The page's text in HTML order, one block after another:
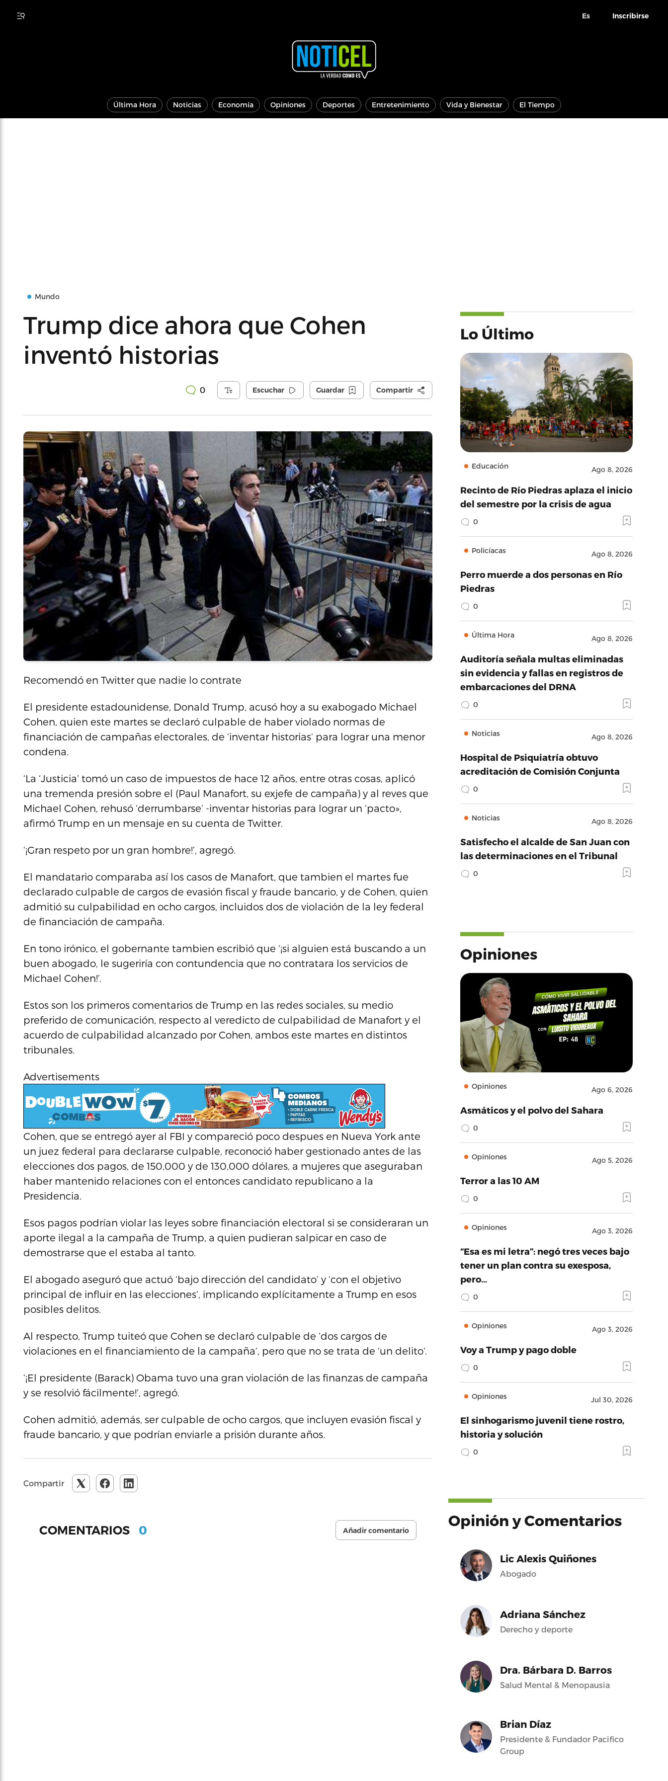
Es Inscribirse
Última Hora Noticias Economía Opiniones Deportes Entretenimiento Vida y Bienestar El Tiempo
Mundo
Trump dice ahora que Cohen
inventó historias
0 Escuchar Guardar Compartir
Recomendó en Twitter que nadie lo contrate
El presidente estadounidense, Donald Trump, acusó hoy a su exabogado Michael
Cohen, quien este martes se declaró culpable de haber violado normas de
financiación de campañas electorales, de ‘inventar historias’ para lograr una menor
condena.
‘La ‘Justicia’ tomó un caso de impuestos de hace 12 años, entre otras cosas, aplicó
una tremenda presión sobre el (Paul Manafort, su exjefe de campaña) y al reves que
Michael Cohen, rehusó ‘derrumbarse’ -inventar historias para lograr un ‘pacto»,
afirmó Trump en un mensaje en su cuenta de Twitter.
‘¡Gran respeto por un gran hombre!’, agregó.
El mandatario comparaba así los casos de Manafort, que tambien el martes fue
declarado culpable de cargos de evasión fiscal y fraude bancario, y de Cohen, quien
admitió su culpabilidad en ocho cargos, incluidos dos de violación de la ley federal
de financiación de campaña.
En tono irónico, el gobernante tambien escribió que ‘¡si alguien está buscando a un
buen abogado, le sugeriría con contundencia que no contratara los servicios de
Michael Cohen!’.
Estos son los primeros comentarios de Trump en las redes sociales, su medio
preferido de comunicación, respecto al veredicto de culpabilidad de Manafort y el
acuerdo de culpabilidad alcanzado por Cohen, ambos este martes en distintos
tribunales.
Advertisements
Cohen, que se entregó ayer al FBI y compareció poco despues en Nueva York ante
un juez federal para declararse culpable, reconoció haber gestionado antes de las
elecciones dos pagos, de 150,000 y de 130,000 dólares, a mujeres que aseguraban
haber mantenido relaciones con el entonces candidato republicano a la
Presidencia.
Esos pagos podrían violar las leyes sobre financiación electoral si se consideraran un
aporte ilegal a la campaña de Trump, a quien pudieran salpicar en caso de
demostrarse que el estaba al tanto.
El abogado aseguró que actuó ‘bajo dirección del candidato’ y ‘con el objetivo
principal de influir en las elecciones’, implicando explícitamente a Trump en esos
posibles delitos.
Al respecto, Trump tuiteó que Cohen se declaró culpable de ‘dos cargos de
violaciones en el financiamiento de la campaña’, pero que no se trata de ‘un delito’.
‘¡El presidente (Barack) Obama tuvo una gran violación de las finanzas de campaña
y se resolvió fácilmente!’, agregó.
Cohen admitió, además, ser culpable de ocho cargos, que incluyen evasión fiscal y
fraude bancario, y que podrían enviarle a prisión durante años.
Compartir
COMENTARIOS 0 Añadir comentario
Lo Último
Educación Ago 8, 2026
Recinto de Río Piedras aplaza el inicio
del semestre por la crisis de agua
0
Policíacas Ago 8, 2026
Perro muerde a dos personas en Río
Piedras
0
Última Hora Ago 8, 2026
Auditoría señala multas eliminadas
sin evidencia y fallas en registros de
embarcaciones del DRNA
0
Noticias Ago 8, 2026
Hospital de Psiquiatría obtuvo
acreditación de Comisión Conjunta
0
Noticias Ago 8, 2026
Satisfecho el alcalde de San Juan con
las determinaciones en el Tribunal
0
Opiniones
Opiniones Ago 6, 2026
Asmáticos y el polvo del Sahara
0
Opiniones Ago 5, 2026
Terror a las 10 AM
0
Opiniones Ago 3, 2026
“Esa es mi letra”: negó tres veces bajo
tener un plan contra su exesposa,
pero…
0
Opiniones Ago 3, 2026
Voy a Trump y pago doble
0
Opiniones Jul 30, 2026
El sinhogarismo juvenil tiene rostro,
historia y solución
0
Opinión y Comentarios
Lic Alexis Quiñones
Abogado
Adriana Sánchez
Derecho y deporte
Dra. Bárbara D. Barros
Salud Mental & Menopausia
Brian Díaz
Presidente & Fundador Pacifico
Group